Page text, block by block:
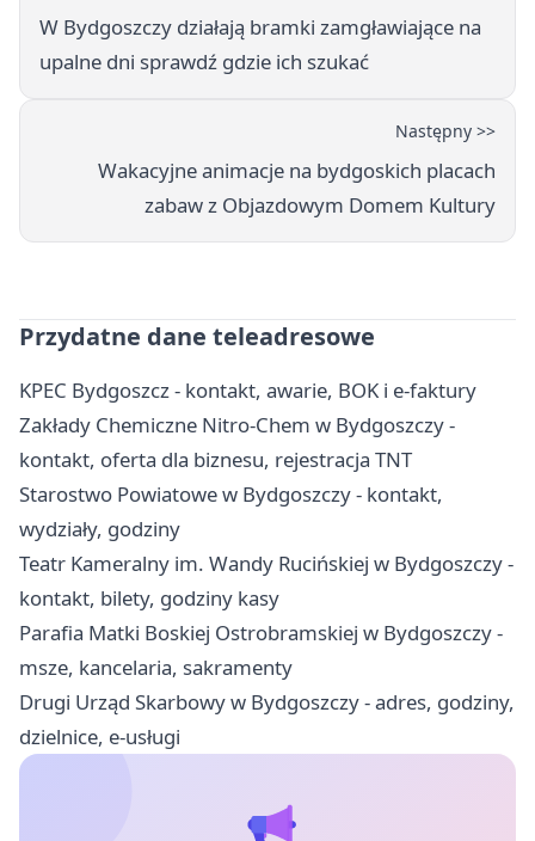
W Bydgoszczy działają bramki zamgławiające na
upalne dni sprawdź gdzie ich szukać
Następny >>
Wakacyjne animacje na bydgoskich placach
zabaw z Objazdowym Domem Kultury
Przydatne dane teleadresowe
KPEC Bydgoszcz - kontakt, awarie, BOK i e-faktury
Zakłady Chemiczne Nitro-Chem w Bydgoszczy -
kontakt, oferta dla biznesu, rejestracja TNT
Starostwo Powiatowe w Bydgoszczy - kontakt,
wydziały, godziny
Teatr Kameralny im. Wandy Rucińskiej w Bydgoszczy -
kontakt, bilety, godziny kasy
Parafia Matki Boskiej Ostrobramskiej w Bydgoszczy -
msze, kancelaria, sakramenty
Drugi Urząd Skarbowy w Bydgoszczy - adres, godziny,
dzielnice, e-usługi